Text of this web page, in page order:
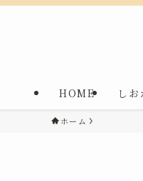
HOME し
ホーム